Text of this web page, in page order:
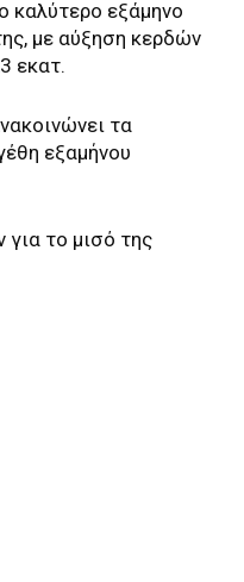
καλύτερο εξάμηνο
με αύξηση κερδών
εκατ.
τα
εξαμήνου
το μισό της